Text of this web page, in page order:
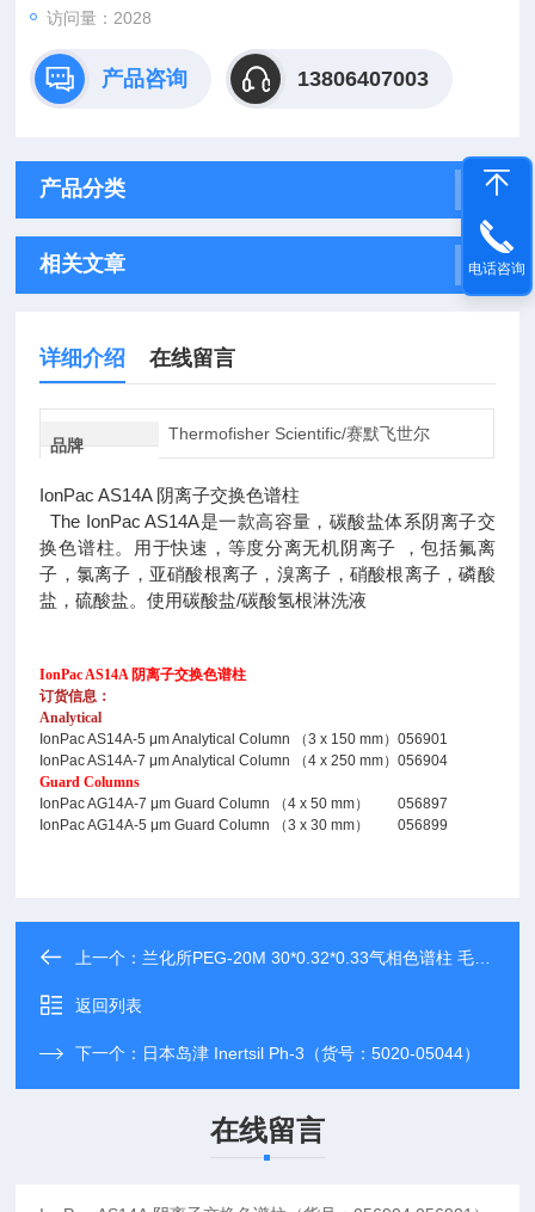
访问量：2028
产品咨询 13806407003
产品分类
相关文章
详细介绍 在线留言
品牌
Thermofisher Scientific/赛默飞世尔
IonPac AS14A 阴离子交换色谱柱
The IonPac AS14A是一款高容量，碳酸盐体系阴离子交
换色谱柱。用于快速，等度分离无机阴离子 ，包括氟离
子，氯离子，亚硝酸根离子，溴离子，硝酸根离子，磷酸
盐，硫酸盐。使用碳酸盐/碳酸氢根淋洗液
IonPac AS14A 阴离子交换色谱柱
订货信息：
Analytical
IonPac AS14A-5 μm Analytical Column （3 x 150 mm）056901
IonPac AS14A-7 μm Analytical Column （4 x 250 mm）056904
Guard Columns
IonPac AG14A-7 μm Guard Column （4 x 50 mm）
056897
IonPac AG14A-5 μm Guard Column （3 x 30 mm）
056899
上一个： 兰化所PEG-20M 30*0.32*0.33气相色谱柱 毛细管柱
返回列表
下一个： 日本岛津 Inertsil Ph-3（货号：5020-05044）
在线留言
电话咨询